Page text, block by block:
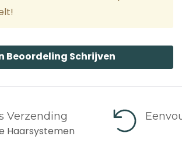
Beoordeling Schrijven
Verzending
Haarsystemen